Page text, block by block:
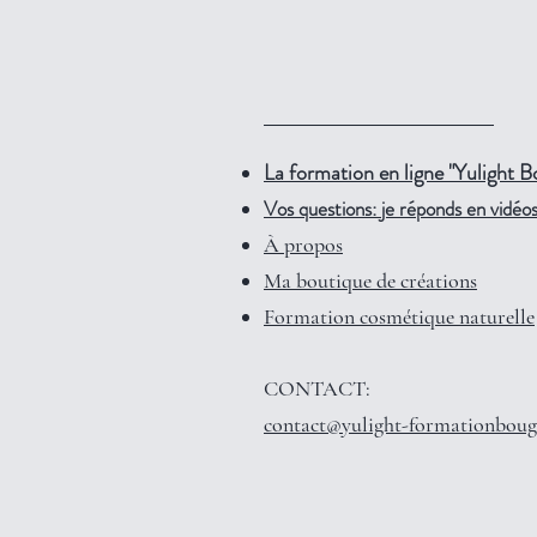
La formation en ligne "Yulight
Vos questions: je réponds en
À propos
Ma boutique de créations
Formation cosmétique naturelle
CONTACT:
contact@yulight-